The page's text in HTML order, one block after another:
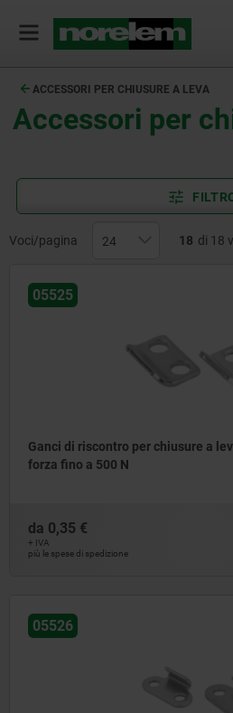
ACCESSORI PER CHIUSURE A LEVA
Accessori per
Voci/pagina 18 di 18
05525
Ganci di riscontro per chiusure a
forza fino a 500 N
da 0,35 €
+ IVA
più le spese di spedizione
05526